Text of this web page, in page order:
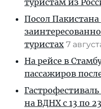
туристам из
Посол Пакистана
туристах 7
На рейсе в
пассажиров
на ВДНХ с 13 по